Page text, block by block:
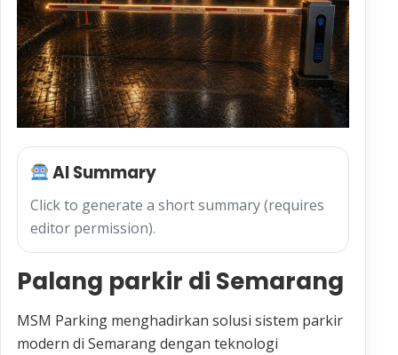
AI Summary
Click to generate a short summary (requires
editor permission).
Palang parkir di Semarang
MSM Parking menghadirkan solusi sistem parkir
modern di Semarang dengan teknologi